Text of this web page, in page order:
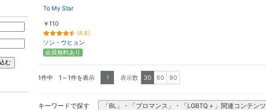
To My Star
￥110
(4.6)
ソン・ウヒョン
会員無料あり
1件中 1～1件を表示 1 表示数 30 60 90
キーワードで探す 「BL」・「ブロマンス」・「LGBTQ＋」関連コンテンツ